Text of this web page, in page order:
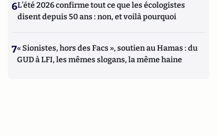
6L’été 2026 confirme tout ce que les écologistes
disent depuis 50 ans : non, et voilà pourquoi
7« Sionistes, hors des Facs », soutien au Hamas : du
GUD à LFI, les mêmes slogans, la même haine